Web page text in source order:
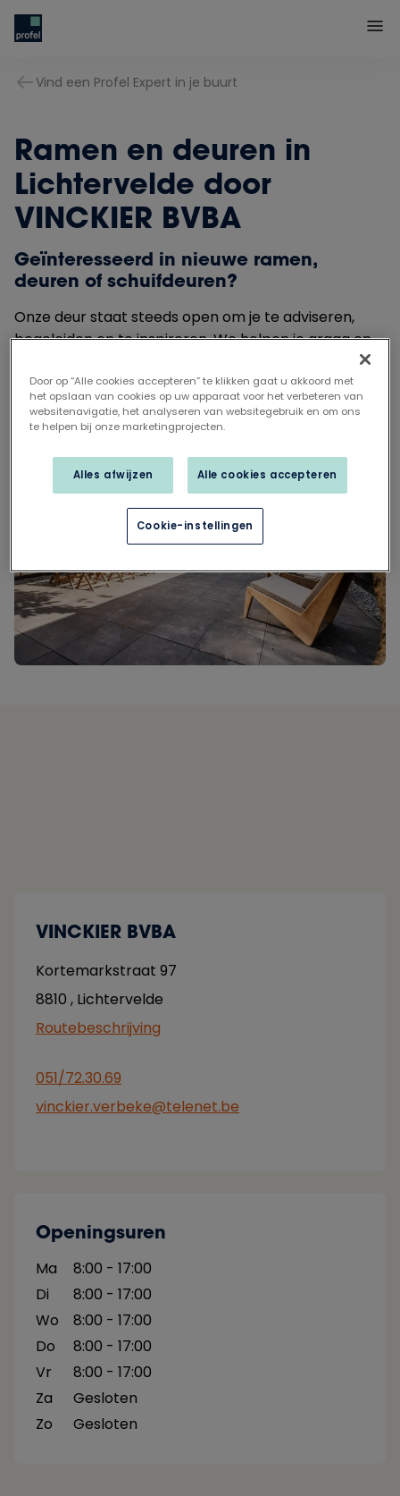
Vind een Profel Expert in je buurt
Ramen en deuren in
Lichtervelde door
VINCKIER BVBA
Geïnteresseerd in nieuwe ramen,
deuren of schuifdeuren?
Onze deur staat steeds open om je te adviseren,
begeleiden en te inspireren. We helpen je graag en
vrijblijvend bij het maken van een juiste en passende
keuze.
VINCKIER BVBA
Kortemarkstraat 97
8810 , Lichtervelde
Routebeschrijving
051/72.30.69
vinckier.verbeke@telenet.be
Openingsuren
Ma
8:00 - 17:00
Di
8:00 - 17:00
Wo
8:00 - 17:00
Do
8:00 - 17:00
Vr
8:00 - 17:00
Za
Gesloten
Zo
Gesloten
Door op “Alle cookies accepteren” te klikken gaat u akkoord met
het opslaan van cookies op uw apparaat voor het verbeteren van
websitenavigatie, het analyseren van websitegebruik en om ons
te helpen bij onze marketingprojecten.
Alles afwijzen Alle cookies accepteren
Cookie-instellingen